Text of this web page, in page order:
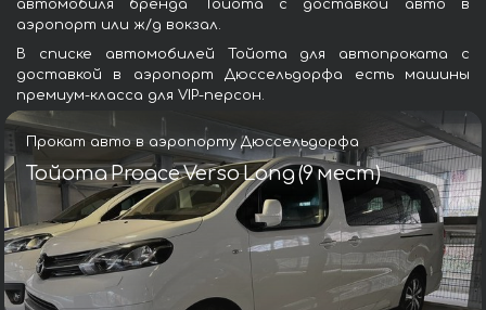
автомобиля бренда Тойота с доставкой авто в
аэропорт или ж/д вокзал.
В списке автомобилей Тойота для автопроката с
доставкой в аэропорт Дюссельдорфа есть машины
премиум-класса для VIP-персон.
Прокат авто в аэропорту Дюссельдорфа
Тойота Proace Verso Long (9 мест)